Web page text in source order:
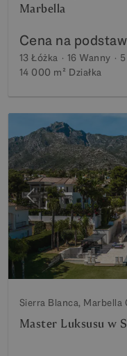
Marbella
Cena na
13 Łóżka 16 Wanny
14 000 m² Działka
Poprzedni
Sierra Blanca, Marbella
Master Luksusu w